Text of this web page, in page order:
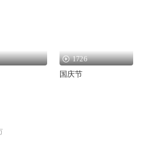
1726
国庆节